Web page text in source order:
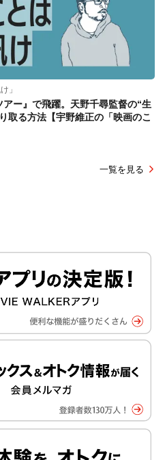
」
アー』で飛躍。天野千尋監督の“生
取る方法【宇野維正の「映画のこ
一覧を見る